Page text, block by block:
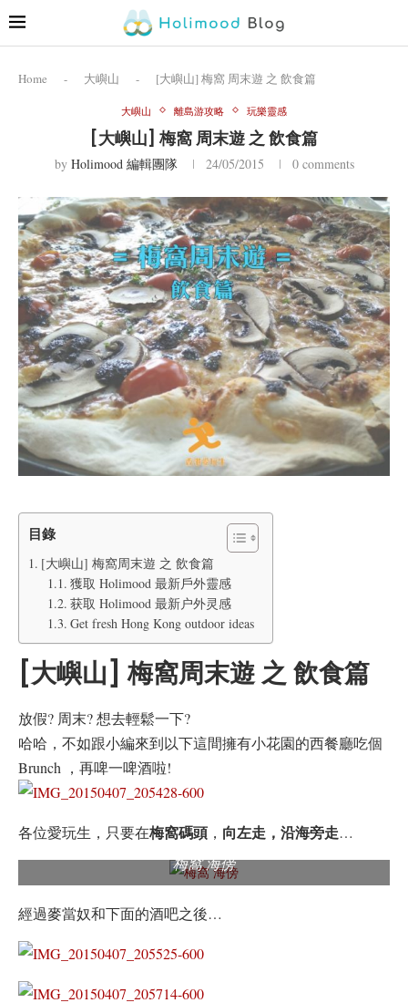
Home - 大嶼山 - [大嶼山] 梅窩 周末遊 之 飲食篇
大嶼山 離島游攻略 玩樂靈感
[大嶼山] 梅窩 周末遊 之 飲食篇
by Holimood 編輯團隊 24/05/2015 0 comments
目錄
[大嶼山] 梅窩周末遊 之 飲食篇
獲取 Holimood 最新戶外靈感
获取 Holimood 最新户外灵感
Get fresh Hong Kong outdoor ideas
[大嶼山] 梅窩周末遊 之 飲食篇
放假? 周末? 想去輕鬆一下?
哈哈，不如跟小編來到以下這間擁有小花園的西餐廳吃個
Brunch ，再啤一啤酒啦!
各位愛玩生，只要在梅窩碼頭 ， 向左走，沿海旁走…
梅窩 海傍
經過麥當奴和下面的酒吧之後…